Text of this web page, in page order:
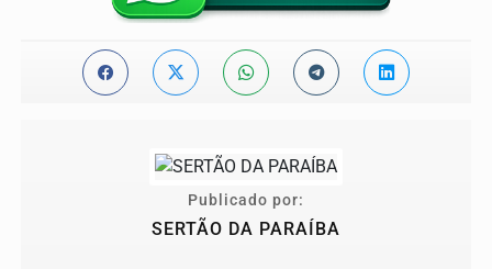
Publicado por:
SERTÃO DA PARAÍBA